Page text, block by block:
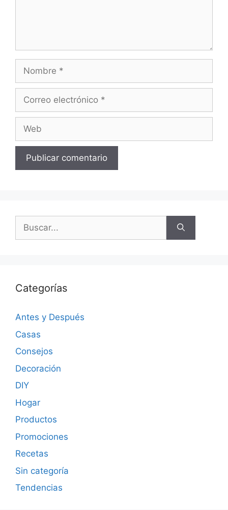
Categorías
Antes y Después
Casas
Consejos
Decoración
DIY
Hogar
Productos
Promociones
Recetas
Sin categoría
Tendencias